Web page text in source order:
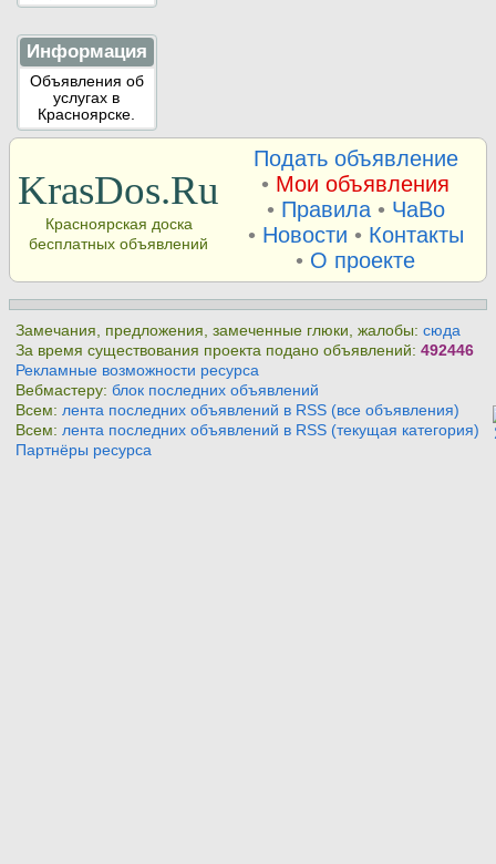
Информация
Объявления об
услугах в
Красноярске.
KrasDos.Ru
Красноярская доска
бесплатных объявлений
Подать объявление
• Мои объявления
• Правила• ЧаВо
• Новости • Контакты
• О проекте
Замечания, предложения, замеченные глюки, жалобы:сюда
За время существования проекта подано объявлений:492446
Рекламные возможности ресурса
Вебмастеру:блок последних объявлений
Всем: лента последних объявлений в RSS (все объявления)
Всем: лента последних объявлений в RSS (текущая категория)
Партнёры ресурса